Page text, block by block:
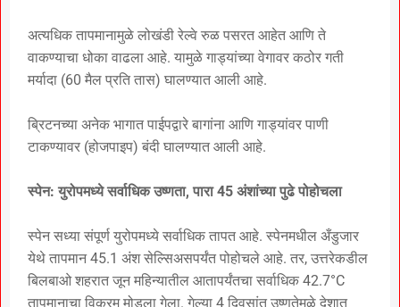
अत्यधिक तापमानामुळे लोखंडी रेल्वे रुळ पसरत आहेत आणि ते
वाकण्याचा धोका वाढला आहे. यामुळे गाड्यांच्या वेगावर कठोर गती
मर्यादा (60 मैल प्रति तास) घालण्यात आली आहे.
ब्रिटनच्या अनेक भागात पाईपद्वारे बागांना आणि गाड्यांवर पाणी
टाकण्यावर (होजपाइप) बंदी घालण्यात आली आहे.
स्पेन: युरोपमध्ये सर्वाधिक उष्णता, पारा 45 अंशांच्या पुढे पोहोचला
स्पेन सध्या संपूर्ण युरोपमध्ये सर्वाधिक तापत आहे. स्पेनमधील अँडुजार
येथे तापमान 45.1 अंश सेल्सिअसपर्यंत पोहोचले आहे. तर, उत्तरेकडील
बिलबाओ शहरात जून महिन्यातील आतापर्यंतचा सर्वाधिक 42.7°C
तापमानाचा विक्रम मोडला गेला. गेल्या 4 दिवसांत उष्णतेमुळे देशात